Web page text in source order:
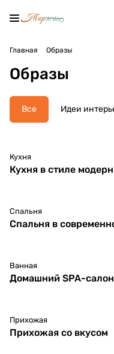
Главная Образы
Образы
Все Идеи
Кухня
Кухня в стиле модерн
Спальня
Спальня в
Ванная
Домашний SPA-салон
Прихожая
Прихожая со вкусом